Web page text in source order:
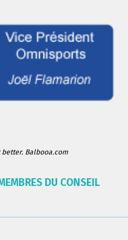
Balbooa.com
DU CONSEIL